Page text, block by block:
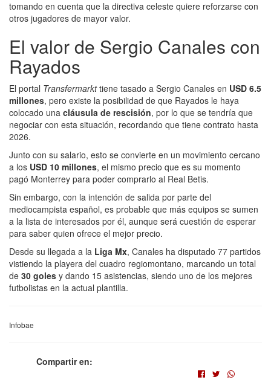
tomando en cuenta que la directiva celeste quiere reforzarse con
otros jugadores de mayor valor.
El valor de Sergio Canales con
Rayados
El portal Transfermarkttiene tasado a Sergio Canales en USD 6.5
millones, pero existe la posibilidad de que Rayados le haya
colocado una cláusula de rescisión, por lo que se tendría que
negociar con esta situación, recordando que tiene contrato hasta
2026.
Junto con su salario, esto se convierte en un movimiento cercano
a los USD 10 millones, el mismo precio que es su momento
pagó Monterrey para poder comprarlo al Real Betis.
Sin embargo, con la intención de salida por parte del
mediocampista español, es probable que más equipos se sumen
a la lista de interesados por él, aunque será cuestión de esperar
para saber quien ofrece el mejor precio.
Desde su llegada a la Liga Mx, Canales ha disputado 77 partidos
vistiendo la playera del cuadro regiomontano, marcando un total
de 30 goles y dando 15 asistencias, siendo uno de los mejores
futbolistas en la actual plantilla.
Infobae
Compartir en: